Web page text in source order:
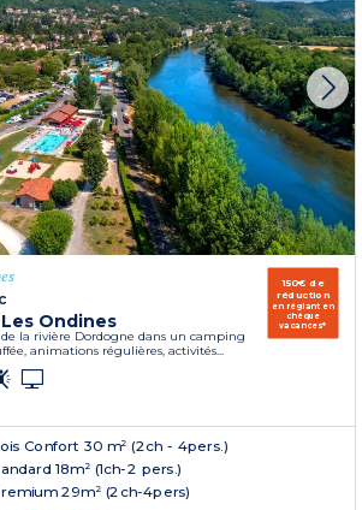
Ondines
de la rivière Dordogne dans un camping
animations régulières, activités...
150€ de
réduction
en réglant en
chèque
vacances*
Confort 30 m² (2ch - 4pers.)
18m² (1ch-2 pers.)
29m² (2ch-4pers)